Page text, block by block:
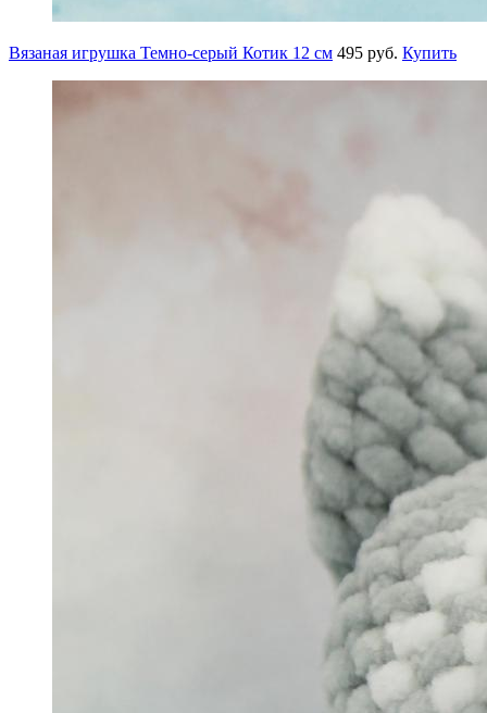
Вязаная игрушка Темно-серый Котик 12 см 495 руб. Купить